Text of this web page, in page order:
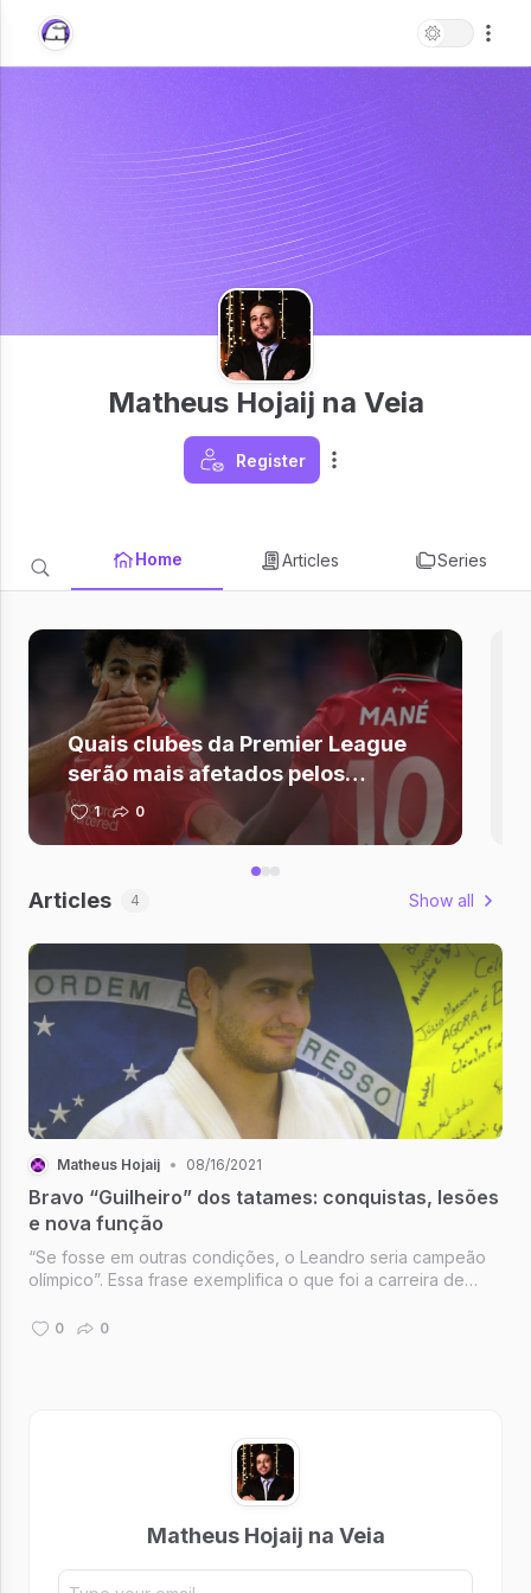
Matheus Hojaij na Veia
Register
Home Articles Series
Quais clubes da Premier League
serão mais afetados pelos
desfalques africanos?
1 0
Articles 4 Show all
Matheus Hojaij • 08/16/2021
Bravo “Guilheiro” dos tatames: conquistas, lesões
e nova função
“Se fosse em outras condições, o Leandro seria campeão
olímpico”. Essa frase exemplifica o que foi a carreira de
participou da recuperação das lesões contraídas entre os
0 0
Matheus Hojaij na Veia